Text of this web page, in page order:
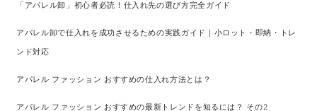
「アパレル卸」初心者必読！仕入れ先の選び方完全ガイド
アパレル卸で仕入れを成功させるための実践ガイド｜小ロット・即納・トレ
ンド対応
アパレル ファッション おすすめの仕入れ方法とは？
アパレル ファッション おすすめの最新トレンドを知るには？ その2